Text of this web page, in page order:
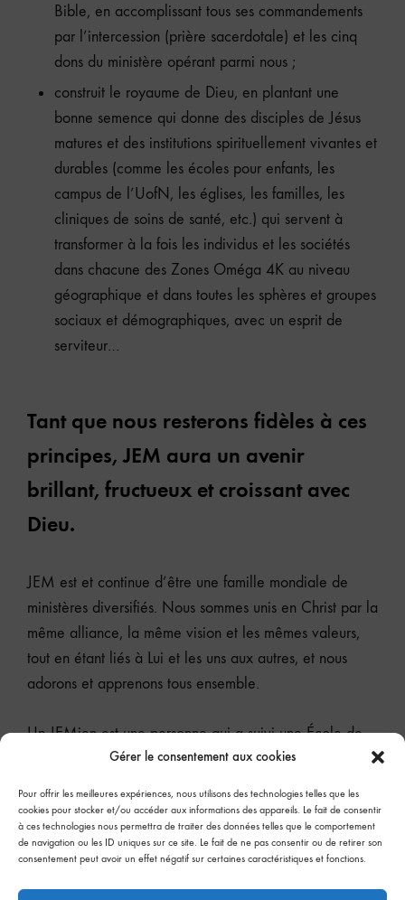
Gérer le consentement aux cookies
Pour offrir les meilleures expériences, nous utilisons des technologies telles que les
cookies pour stocker et/ou accéder aux informations des appareils. Le fait de consentir
à ces technologies nous permettra de traiter des données telles que le comportement
de navigation ou les ID uniques sur ce site. Le fait de ne pas consentir ou de retirer son
consentement peut avoir un effet négatif sur certaines caractéristiques et fonctions.
Bible, en accomplissant tous ses commandements
par l’intercession (prière sacerdotale) et les cinq
dons du ministère opérant parmi nous ;
construit le royaume de Dieu, en plantant une
bonne semence qui donne des disciples de Jésus
matures et des institutions spirituellement vivantes et
durables (comme les écoles pour enfants, les
campus de l’UofN, les églises, les familles, les
cliniques de soins de santé, etc.) qui servent à
transformer à la fois les individus et les sociétés
dans chacune des Zones Oméga 4K au niveau
géographique et dans toutes les sphères et groupes
sociaux et démographiques, avec un esprit de
serviteur…
Tant que nous resterons fidèles à ces
principes, JEM aura un avenir
brillant, fructueux et croissant avec
Dieu.
JEM est et continue d’être une famille mondiale de
ministères diversifiés. Nous sommes unis en Christ par la
même alliance, la même vision et les mêmes valeurs,
tout en étant liés à Lui et les uns aux autres, et nous
adorons et apprenons tous ensemble.
Un JEMien est une personne qui a suivi une École de
formation de disciples et qui accueille avec joie notre
fondamentales, nos paroles d’héritage et nos alliances.